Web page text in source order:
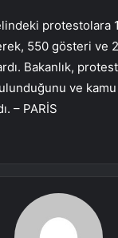
protestolara
550 gösteri ve
Bakanlık,
ve
– PARİS